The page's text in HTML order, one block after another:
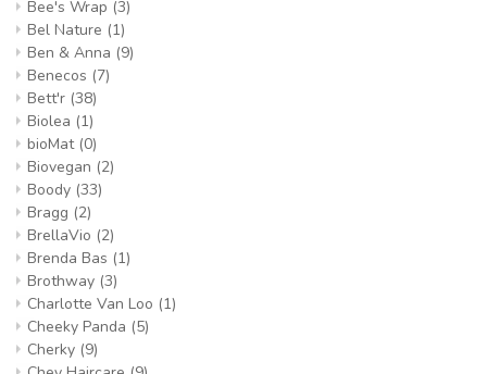
Bee's Wrap (3)
Bel Nature (1)
Ben & Anna (9)
Benecos (7)
Bett'r (38)
Biolea (1)
bioMat (0)
Biovegan (2)
Boody (33)
Bragg (2)
BrellaVio (2)
Brenda Bas (1)
Brothway (3)
Charlotte Van Loo (1)
Cheeky Panda (5)
Cherky (9)